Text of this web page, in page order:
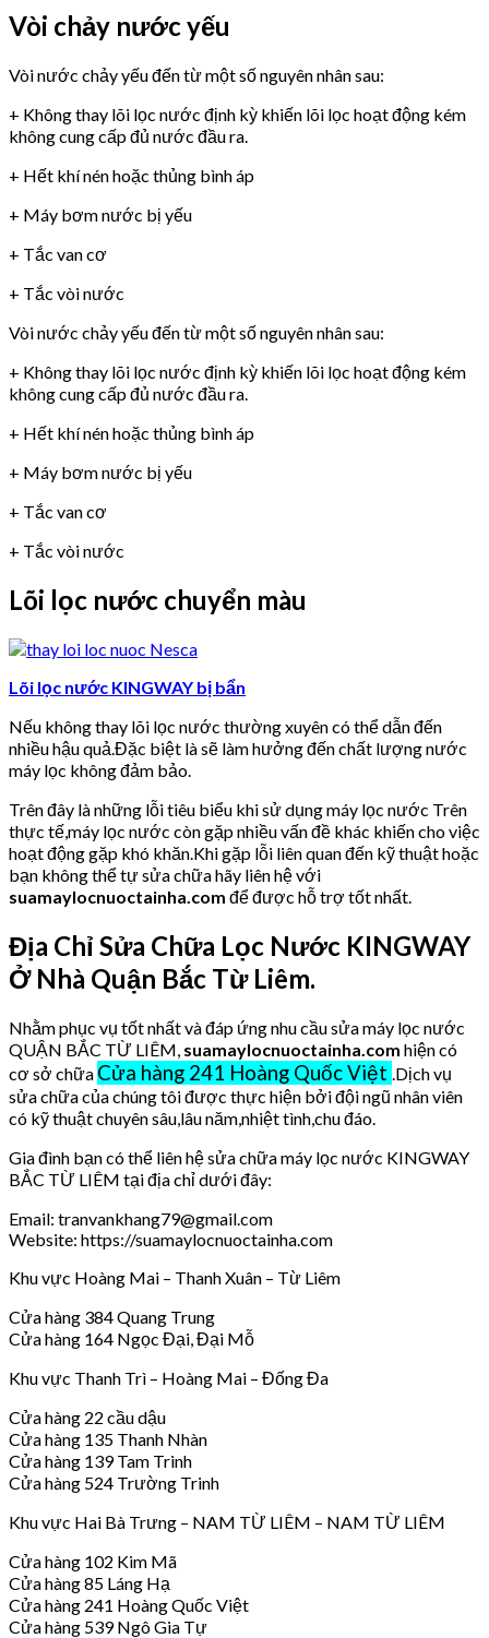
Vòi chảy nước yếu
Vòi nước chảy yếu đến từ một số nguyên nhân sau:
+ Không thay lõi lọc nước định kỳ khiến lõi lọc hoạt động kém
không cung cấp đủ nước đầu ra.
+ Hết khí nén hoặc thủng bình áp
+ Máy bơm nước bị yếu
+ Tắc van cơ
+ Tắc vòi nước
Vòi nước chảy yếu đến từ một số nguyên nhân sau:
+ Không thay lõi lọc nước định kỳ khiến lõi lọc hoạt động kém
không cung cấp đủ nước đầu ra.
+ Hết khí nén hoặc thủng bình áp
+ Máy bơm nước bị yếu
+ Tắc van cơ
+ Tắc vòi nước
Lõi lọc nước chuyển màu
Lõi lọc nước KINGWAY bị bẩn
Nếu không thay lõi lọc nước thường xuyên có thể dẫn đến
nhiều hậu quả.Đặc biệt là sẽ làm hưởng đến chất lượng nước
máy lọc không đảm bảo.
Trên đây là những lỗi tiêu biểu khi sử dụng máy lọc nước Trên
thực tế,máy lọc nước còn gặp nhiều vấn đề khác khiến cho việc
hoạt động gặp khó khăn.Khi gặp lỗi liên quan đến kỹ thuật hoặc
bạn không thể tự sửa chữa hãy liên hệ với
suamaylocnuoctainha.com để được hỗ trợ tốt nhất.
Địa Chỉ Sửa Chữa Lọc Nước KINGWAY
Ở Nhà Quận Bắc Từ Liêm.
Nhằm phục vụ tốt nhất và đáp ứng nhu cầu sửa máy lọc nước
QUẬN BẮC TỪ LIÊM, suamaylocnuoctainha.com hiện có
cơ sở chữa Cửa hàng 241 Hoàng Quốc Việt .Dịch vụ
sửa chữa của chúng tôi được thực hiện bởi đội ngũ nhân viên
có kỹ thuật chuyên sâu,lâu năm,nhiệt tình,chu đáo.
Gia đình bạn có thể liên hệ sửa chữa máy lọc nước KINGWAY
BẮC TỪ LIÊM tại địa chỉ dưới đây:
Email: tranvankhang79@gmail.com
Website: https://suamaylocnuoctainha.com
Khu vực Hoàng Mai – Thanh Xuân – Từ Liêm
Cửa hàng 384 Quang Trung
Cửa hàng 164 Ngọc Đại, Đại Mỗ
Khu vực Thanh Trì – Hoàng Mai – Đống Đa
Cửa hàng 22 cầu dậu
Cửa hàng 135 Thanh Nhàn
Cửa hàng 139 Tam Trinh
Cửa hàng 524 Trường Trinh
Khu vực Hai Bà Trưng – NAM TỪ LIÊM – NAM TỪ LIÊM
Cửa hàng 102 Kim Mã
Cửa hàng 85 Láng Hạ
Cửa hàng 241 Hoàng Quốc Việt
Cửa hàng 539 Ngô Gia Tự